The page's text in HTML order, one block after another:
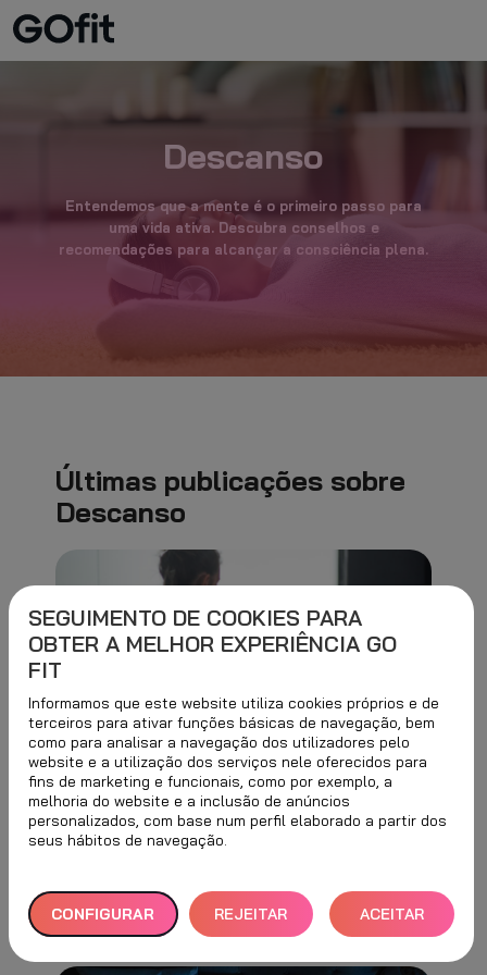
ESCOLHA
FAMILY
PREÇOS
LIVRO DE
POLÍTICAS
DE
Descanso
Entendemos que a mente é o primeiro passo para
uma vida ativa. Descubra conselhos e
recomendações para alcançar a consciência plena.
Últimas publicações sobre
Descanso
2 ABRIL, 2025 9 min
Desporto e
envelhecimento
se ativo
SEGUIMENTO DE COOKIES PARA
OBTER A MELHOR EXPERIÊNCIA GO
FIT
Informamos que este website utiliza cookies próprios e de
terceiros para ativar funções básicas de navegação, bem
como para analisar a navegação dos utilizadores pelo
website e a utilização dos serviços nele oferecidos para
fins de marketing e funcionais, como por exemplo, a
melhoria do website e a inclusão de anúncios
personalizados, com base num perfil elaborado a partir dos
seus hábitos de navegação.
CONFIGURAR REJEITAR
TUDO
ACEITAR
TODOS